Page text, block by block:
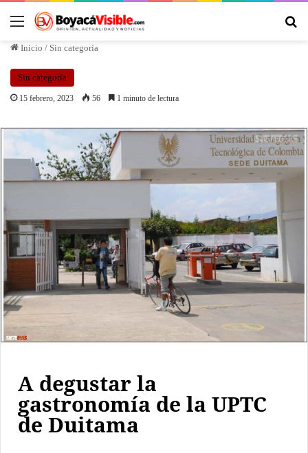
Inicio / Sin categoría
Sin categoría
15 febrero, 2023 56 1 minuto de lectura
A degustar la
gastronomía de la UPTC
de Duitama